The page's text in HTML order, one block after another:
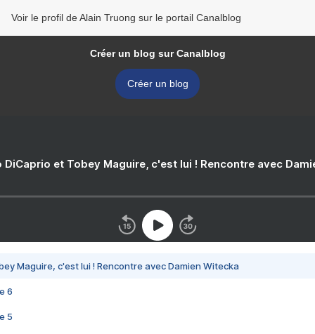
Voir le profil de Alain Truong sur le portail Canalblog
Créer un blog sur Canalblog
Créer un blog
DiCaprio et Tobey Maguire, c'est lui ! Rencontre avec
Maguire, c'est lui ! Rencontre avec Damien Witecka
6
5